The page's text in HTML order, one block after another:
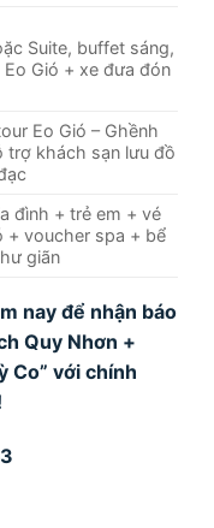
Suite, buffet sáng,
Gió + xe đưa đón
Eo Gió – Ghềnh
trợ khách sạn lưu đồ
đình + trẻ em + vé
+ voucher spa + bể
giãn
nay để nhận báo
Quy Nhơn +
Co” với chính